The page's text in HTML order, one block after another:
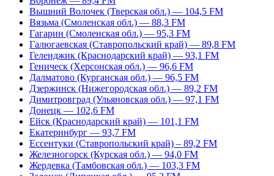
Вышний Волочек (Тверская обл.) — 104,5 FM
Вязьма (Смоленская обл.) — 88,3 FM
Гагарин (Смоленская обл.) — 95,3 FM
Галюгаевская (Ставропольский край) — 89,8 FM
Геленджик (Краснодарский край) — 93,1 FM
Геническ (Херсонская обл.) — 96,6 FM
Далматово (Курганская обл.) — 96,5 FM
Дзержинск (Нижегородская обл.) — 89,2 FM
Димитровград (Ульяновская обл.) — 97,1 FM
Донецк — 102,6 FM
Ейск (Краснодарский край) — 101,1 FM
Екатеринбург — 93,7 FM
Ессентуки (Ставропольский край) – 89,2 FM
Железногорск (Курская обл.) — 94,0 FM
Жердевка (Тамбовская обл.) — 103,3 FM